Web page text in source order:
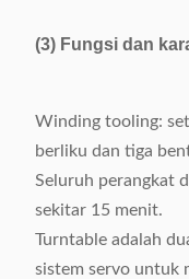
(3) Fungsi dan
Winding tooling:
berliku dan tiga
Seluruh perangkat
sekitar 15 menit.
Turntable adalah
sistem servo untuk